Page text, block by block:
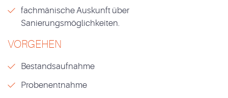
fachmänische Auskunft über
Sanierungsmöglichkeiten.
VORGEHEN
Bestandsaufnahme
Probenentnahme